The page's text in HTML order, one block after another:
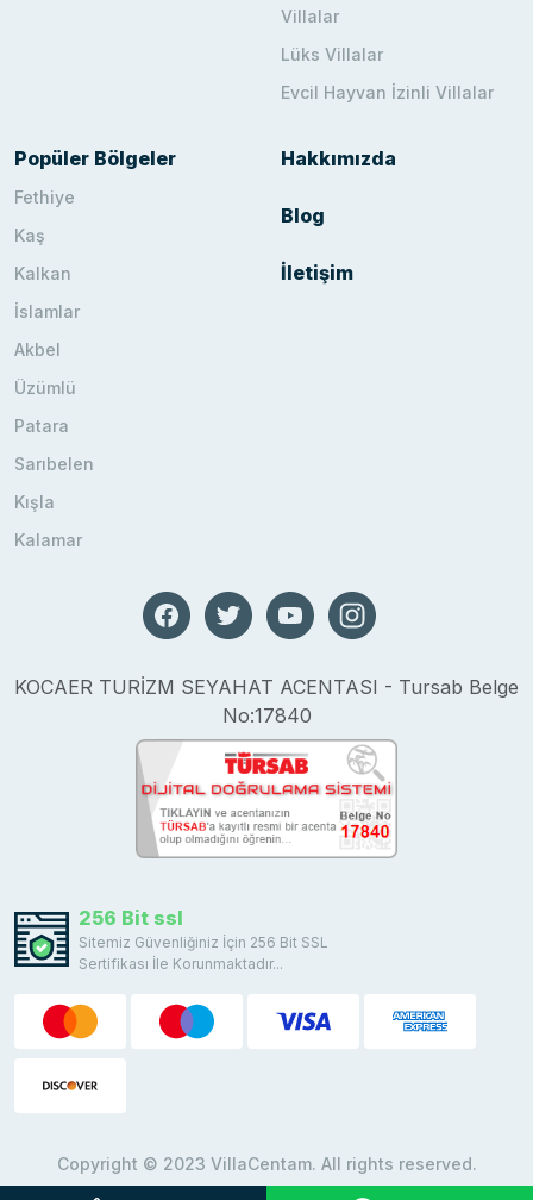
Villalar
Lüks Villalar
Evcil Hayvan İzinli Villalar
Popüler Bölgeler
Fethiye
Kaş
Kalkan
İslamlar
Akbel
Üzümlü
Patara
Sarıbelen
Kışla
Kalamar
Hakkımızda
Blog
İletişim
KOCAER TURİZM SEYAHAT ACENTASI - Tursab Belge
No:17840
256 Bit ssl
Sitemiz Güvenliğiniz İçin 256 Bit SSL
Sertifikası İle Korunmaktadır...
Copyright © 2023 VillaCentam. All rights reserved.